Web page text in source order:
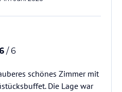
/ 6
schönes Zimmer mit
Die Lage war